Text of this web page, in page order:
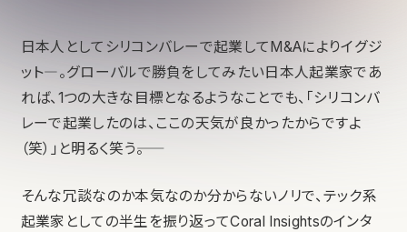
日本人としてシリコンバレーで起業してM&Aによりイグジ
ット―。グローバルで勝負をしてみたい日本人起業家であ
れば、1つの大きな目標となるようなことでも、「シリコンバ
レーで起業したのは、ここの天気が良かったからですよ
（笑）」と明るく笑う――。
そんな冗談なのか本気なのか分からないノリで、テック系
起業家としての半生を振り返ってCoral Insightsのインタ